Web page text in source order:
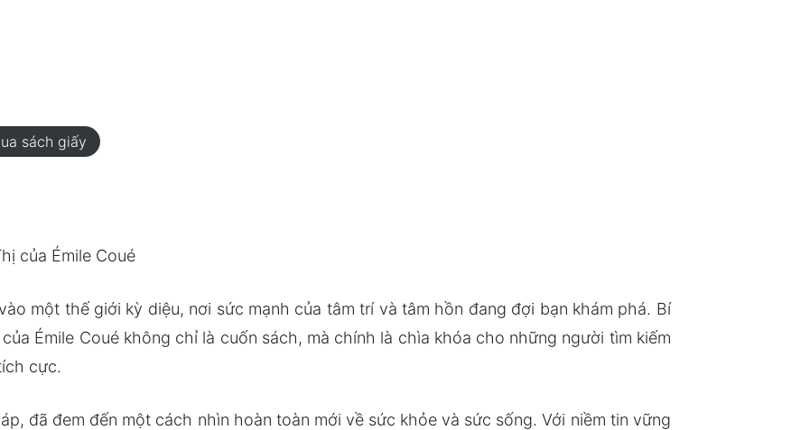
sách giấy
của Émile Coué
một thế giới kỳ diệu, nơi sức mạnh của tâm trí và tâm hồn đang đợi bạn khám phá. Bí
Émile Coué không chỉ là cuốn sách, mà chính là chìa khóa cho những người tìm kiếm
cực.
đã đem đến một cách nhìn hoàn toàn mới về sức khỏe và sức sống. Với niềm tin vững